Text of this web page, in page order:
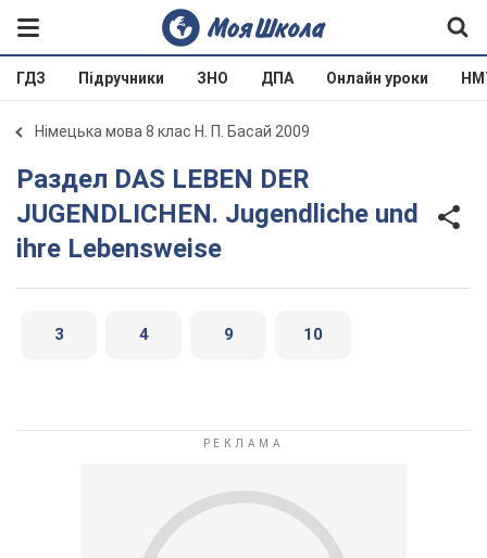
ГДЗ Підручники ЗНО ДПА Онлайн уроки
Німецька мова 8 клас Н. П. Басай 2009
Раздел DAS LEBEN DER
JUGENDLICHEN. Jugendliche und
ihre Lebensweise
3 4 9 10